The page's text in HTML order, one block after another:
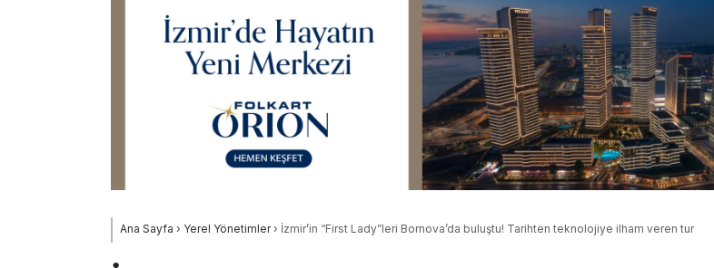
Ana Sayfa › Yerel Yönetimler› İzmir’in “First Lady”leri Bornova’da buluştu! Tarihten teknolojiye ilham veren tur